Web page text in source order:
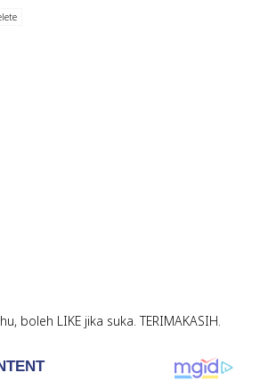
boleh LIKE jika suka. TERIMAKASIH.